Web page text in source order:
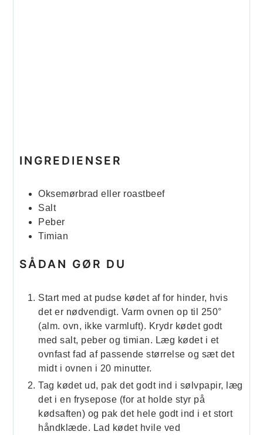
INGREDIENSER
Oksemørbrad eller roastbeef
Salt
Peber
Timian
SÅDAN GØR DU
Start med at pudse kødet af for hinder, hvis
det er nødvendigt. Varm ovnen op til 250°
(alm. ovn, ikke varmluft). Krydr kødet godt
med salt, peber og timian. Læg kødet i et
ovnfast fad af passende størrelse og sæt det
midt i ovnen i 20 minutter.
Tag kødet ud, pak det godt ind i sølvpapir, læg
det i en frysepose (for at holde styr på
kødsaften) og pak det hele godt ind i et stort
håndklæde. Lad kødet hvile ved